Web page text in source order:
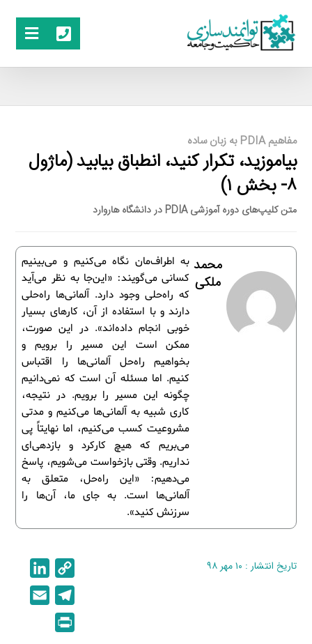
مفاهیم PDIA به زبان ساده
بیاموزید، تکرار کنید، انطباق بیابید (ماژول
۸- بخش ۱)
متن کلیپ‌های دوره آموزشی PDIA در دانشگاه هاروارد
به اطراف‌مان نگاه می‌کنیم و می‌بینیم
کسانی می‌گویند: «این‌جا به نظر می‌آید
که راه‌حلی وجود دارد. آلمانی‌ها راه‌حلی
دارند و با استفاده از آن، کارهای بسیار
خوبی انجام داده‌اند». در این صورت،
ممکن است این مسیر را برویم و
بخواهیم راه‌حل آلمانی‌ها را اقتباس
کنیم. اما مسئله آن است که نمی‌دانیم
چگونه این مسیر را برویم. در نتیجه،
کاری شبیه به آلمانی‌ها می‌کنیم و مدتی
مشروعیت کسب می‌کنیم، اما نهایتاً پی
می‌بریم که هیچ کارکرد و بازدهی‌ای
نداریم. وقتی بازخواست می‌شویم، پاسخ
می‌دهیم: «این راه‌حل، متعلق به
آلمانی‌ها است. به جای ما، آن‌ها را
سرزنش کنید».
محمد
ملکی
تاریخ انتشار : ۱۰ مهر ۹۸
o
p
y
i
n
e
l